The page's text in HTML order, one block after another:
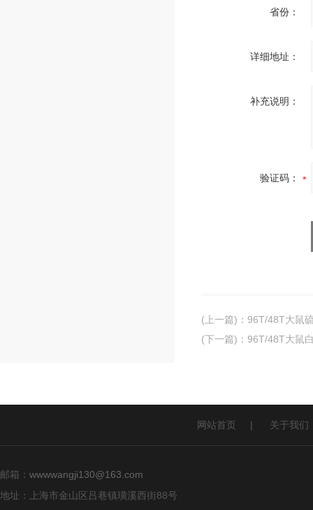
省份：
详细地址：
补充说明：
验证码：
(上一篇) ： 96T/48T大鼠
(下一篇) ： 96T/48T大鼠
网站首页 | 关于我们
邮箱： wwwwangji130@163.com
地址：上海市金山区吕巷镇璜溪西街88号